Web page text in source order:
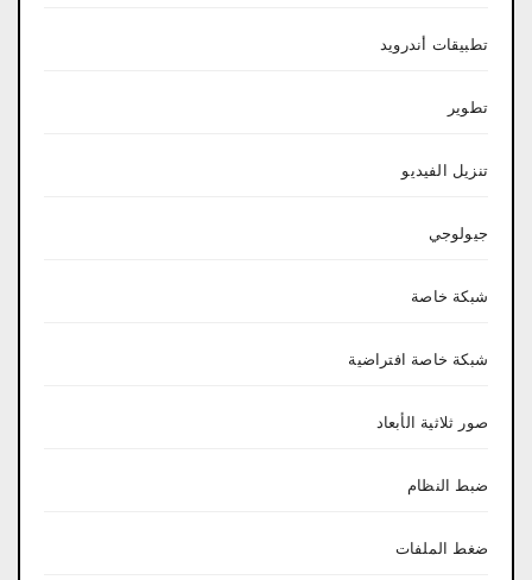
تطبيقات أندرويد
تطوير
تنزيل الفيديو
جيولوجي
شبكة خاصة
شبكة خاصة افتراضية
صور ثلاثية الأبعاد
ضبط النظام
ضغط الملفات